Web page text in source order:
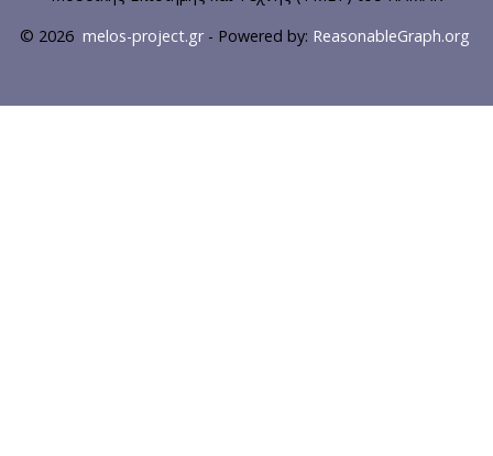
© 2026 melos-project.gr- Powered by: ReasonableGraph.org